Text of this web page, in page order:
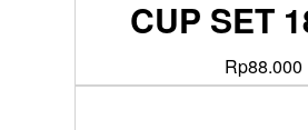
CUP SET
Rp88.000